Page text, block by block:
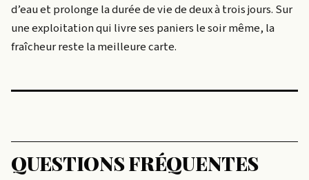
d’eau et prolonge la durée de vie de deux à trois jours. Sur
une exploitation qui livre ses paniers le soir même, la
fraîcheur reste la meilleure carte.
QUESTIONS FRÉQUENTES